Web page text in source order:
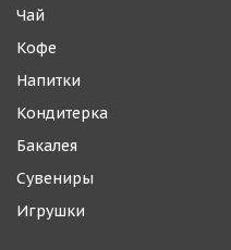
Чай
Кофе
Напитки
Кондитерка
Бакалея
Сувениры
Игрушки